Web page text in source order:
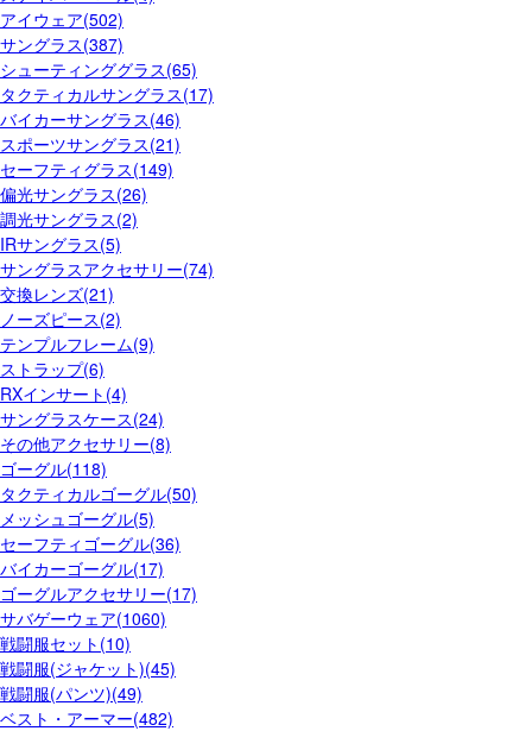
アイウェア(502)
サングラス(387)
シューティンググラス(65)
タクティカルサングラス(17)
バイカーサングラス(46)
スポーツサングラス(21)
セーフティグラス(149)
偏光サングラス(26)
調光サングラス(2)
IRサングラス(5)
サングラスアクセサリー(74)
交換レンズ(21)
ノーズピース(2)
テンプルフレーム(9)
ストラップ(6)
RXインサート(4)
サングラスケース(24)
その他アクセサリー(8)
ゴーグル(118)
タクティカルゴーグル(50)
メッシュゴーグル(5)
セーフティゴーグル(36)
バイカーゴーグル(17)
ゴーグルアクセサリー(17)
サバゲーウェア(1060)
戦闘服セット(10)
戦闘服(ジャケット)(45)
戦闘服(パンツ)(49)
ベスト・アーマー(482)